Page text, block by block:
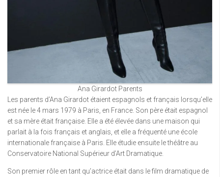
Ana Girardot Parents
Les parents d’Ana Girardot étaient espagnols et français lorsqu’elle
est née le 4 mars 1979 à Paris, en France. Son père était espagnol
et sa mère était française. Elle a été élevée dans une maison qui
parlait à la fois français et anglais, et elle a fréquenté une école
internationale française à Paris. Elle étudie ensuite le théâtre au
Conservatoire National Supérieur d’Art Dramatique.
Son premier rôle en tant qu’actrice était dans le film dramatique de